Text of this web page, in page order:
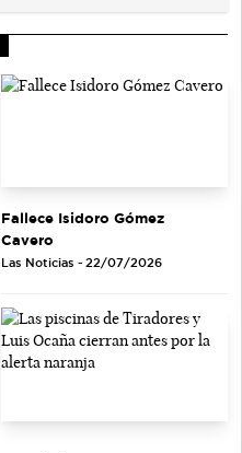
Fallece Isidoro Gómez
Cavero
Las Noticias - 22/07/2026